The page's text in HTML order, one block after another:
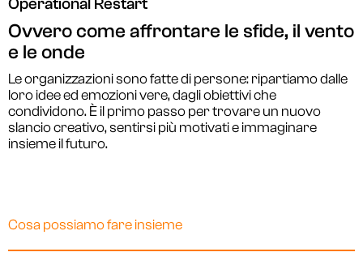
Ovvero come affrontare le sfide, il vento
e le onde
Le organizzazioni sono fatte di persone: ripartiamo dalle
loro idee ed emozioni vere, dagli obiettivi che
condividono. È il primo passo per trovare un nuovo
slancio creativo, sentirsi più motivati e immaginare
insieme il futuro.
Cosa possiamo fare insieme